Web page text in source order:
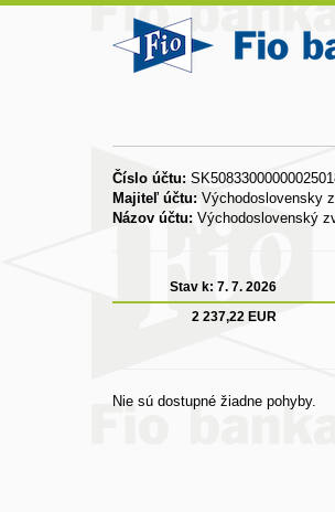
Číslo účtu:
Majiteľ účtu: Východoslovensky
Názov účtu: Východoslovenský
Stav k: 7. 7. 2026
2 237,22 EUR
Nie sú dostupné žiadne pohyby.